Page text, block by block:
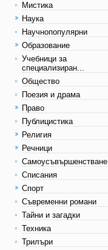
Мистика
Наука
Научнопопулярни
Образование
Учебници за
специализиран...
Общество
Поезия и драма
Право
Публицистика
Религия
Речници
Самоусъвършенстване
Списания
Спорт
Съвременни романи
Тайни и загадки
Техника
Трилъри